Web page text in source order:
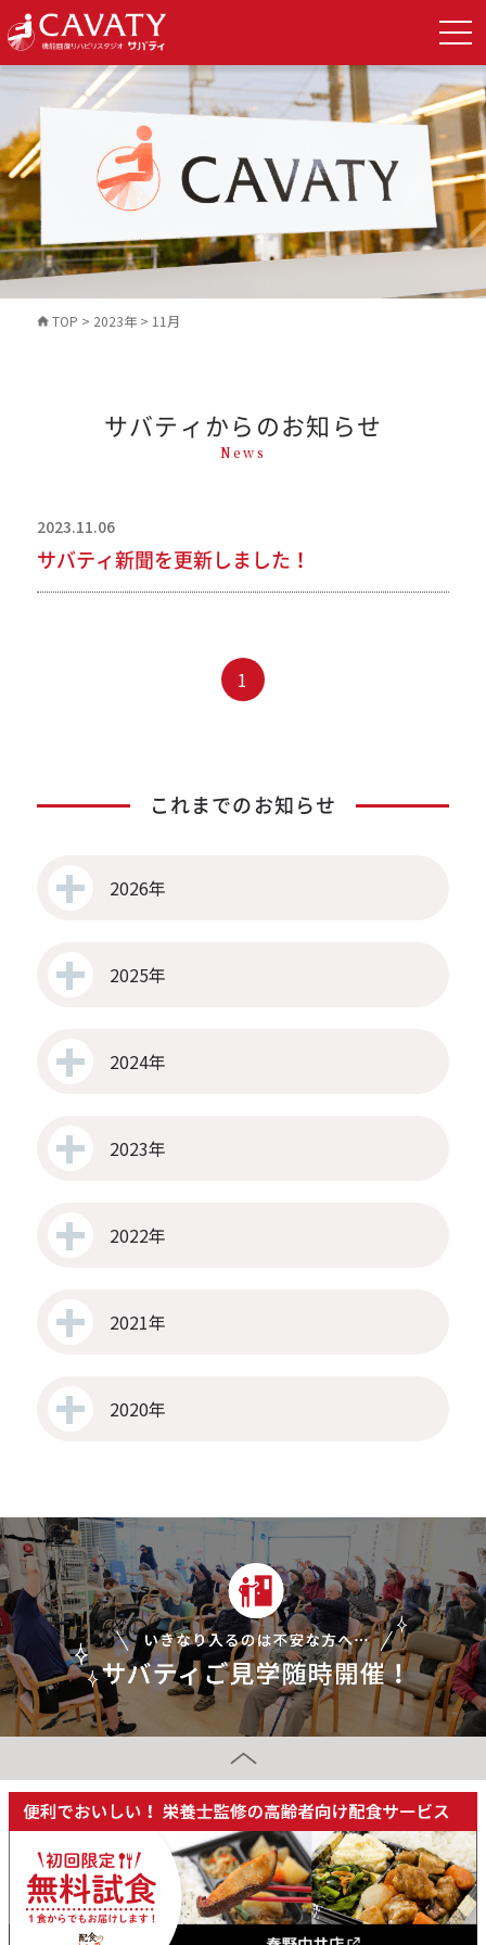
TOP > 2023年> 11月
サバティからのお知らせ
News
2023.11.06
サバティ新聞を更新しました！
1
これまでのお知らせ
2026年
2025年
2024年
2023年
2022年
2021年
2020年